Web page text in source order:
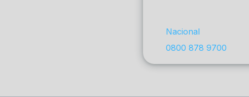
Nacional
0800 878 9700